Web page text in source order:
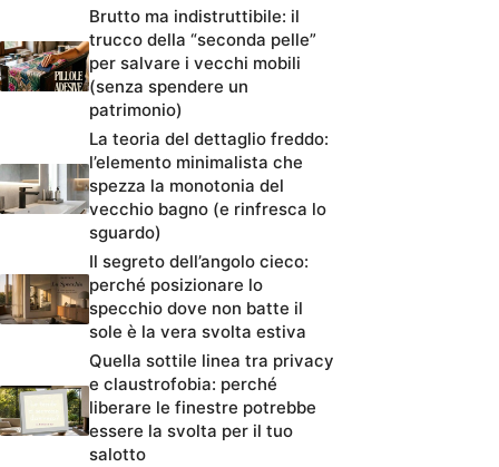
Brutto ma indistruttibile: il
trucco della “seconda pelle”
per salvare i vecchi mobili
(senza spendere un
patrimonio)
La teoria del dettaglio freddo:
l’elemento minimalista che
spezza la monotonia del
vecchio bagno (e rinfresca lo
sguardo)
Il segreto dell’angolo cieco:
perché posizionare lo
specchio dove non batte il
sole è la vera svolta estiva
Quella sottile linea tra privacy
e claustrofobia: perché
liberare le finestre potrebbe
essere la svolta per il tuo
salotto